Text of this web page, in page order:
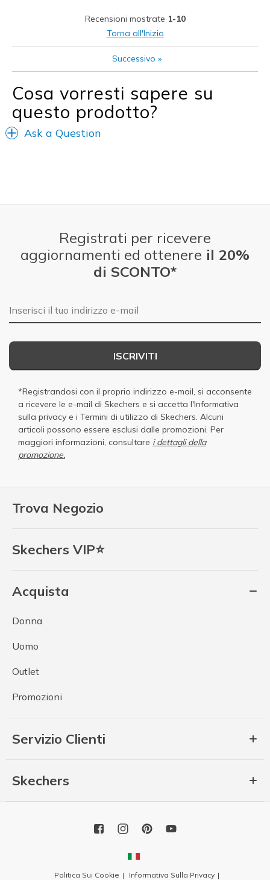
Recensioni mostrate 1-10
Torna all'Inizio
Successivo »
Cosa vorresti sapere su
questo prodotto?
Ask a Question
Trova Negozio
Skechers VIP⭐
Acquista
Donna
Uomo
Outlet
Promozioni
Servizio Clienti
Skechers
Registrati per ricevere
aggiornamenti ed ottenere il 20%
di SCONTO*
E-mail
ISCRIVITI
*Registrandosi con il proprio indirizzo e-mail, si acconsente
a ricevere le e-mail di Skechers e si accetta l'Informativa
sulla privacy e i Termini di utilizzo di Skechers . Alcuni
articoli possono essere esclusi dalle promozioni. Per
maggiori informazioni, consultare i dettagli della
promozione.
Politica Sui Cookie Informativa Sulla Privacy